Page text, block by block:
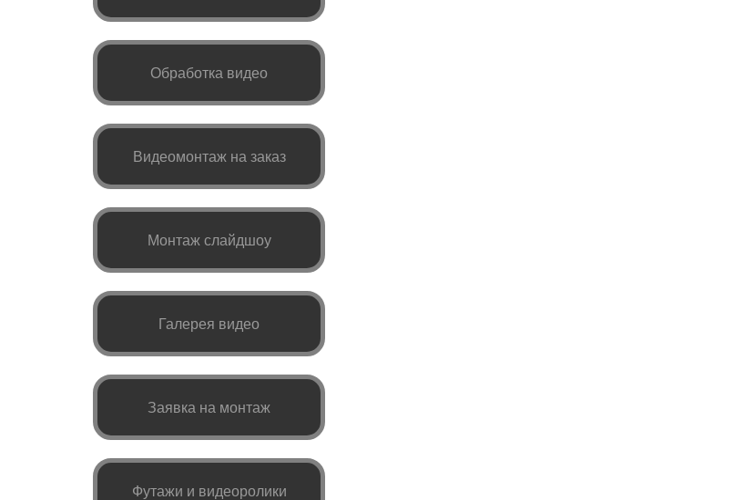
Обработка видео
Видеомонтаж на заказ
Монтаж слайдшоу
Галерея видео
Заявка на монтаж
Футажи и видеоролики